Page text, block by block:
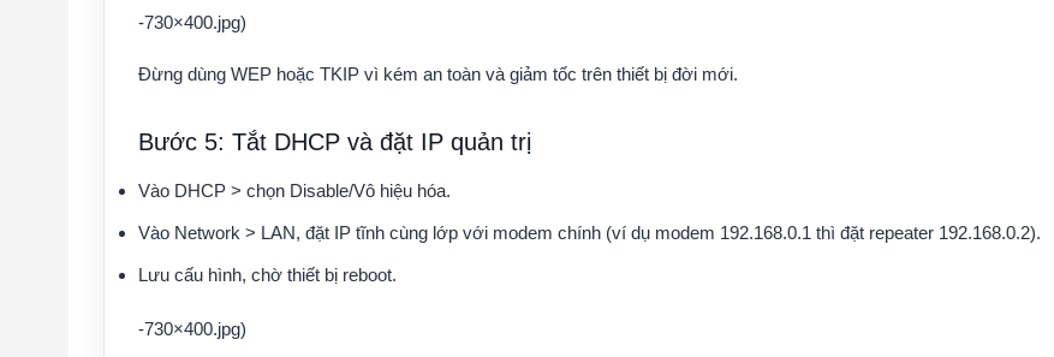
-730×400.jpg)
Đừng dùng WEP hoặc TKIP vì kém an toàn và giảm tốc trên thiết bị đời mới.
Bước 5: Tắt DHCP và đặt IP quản trị
Vào DHCP > chọn Disable/Vô hiệu hóa.
Vào Network > LAN, đặt IP tĩnh cùng lớp với modem chính (ví dụ modem 192.168.0.1 thì đặt repeater 192.168.0.2).
Lưu cấu hình, chờ thiết bị reboot.
-730×400.jpg)